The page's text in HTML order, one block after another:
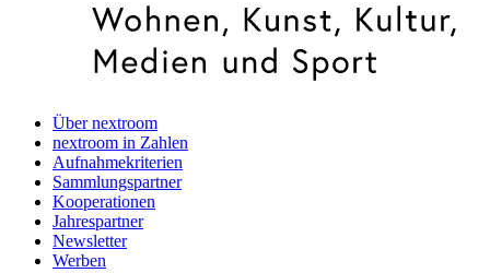
Über nextroom
nextroom in Zahlen
Aufnahmekriterien
Sammlungspartner
Kooperationen
Jahrespartner
Newsletter
Werben